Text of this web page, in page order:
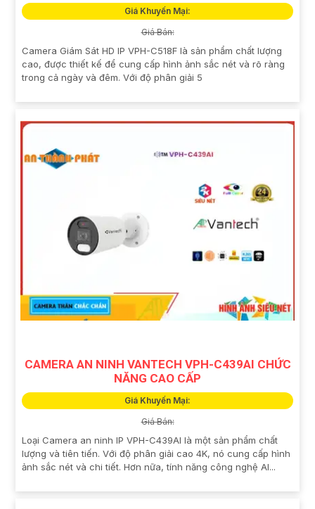
Giá Khuyến Mại:
Giá Bán:
Camera Giám Sát HD IP VPH-C518F là sản phẩm chất lượng
cao, được thiết kế để cung cấp hình ảnh sắc nét và rõ ràng
trong cả ngày và đêm. Với độ phân giải 5
CAMERA AN NINH VANTECH VPH-C439AI CHỨC
NĂNG CAO CẤP
Giá Khuyến Mại:
Giá Bán:
Loại Camera an ninh IP VPH-C439AI là một sản phẩm chất
lượng và tiên tiến. Với độ phân giải cao 4K, nó cung cấp hình
ảnh sắc nét và chi tiết. Hơn nữa, tính năng công nghệ AI...